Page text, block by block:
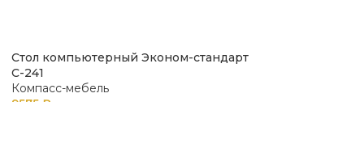
Стол компьютерный Эконом-стандарт
С-241
Компасс-мебель
9575 ₽